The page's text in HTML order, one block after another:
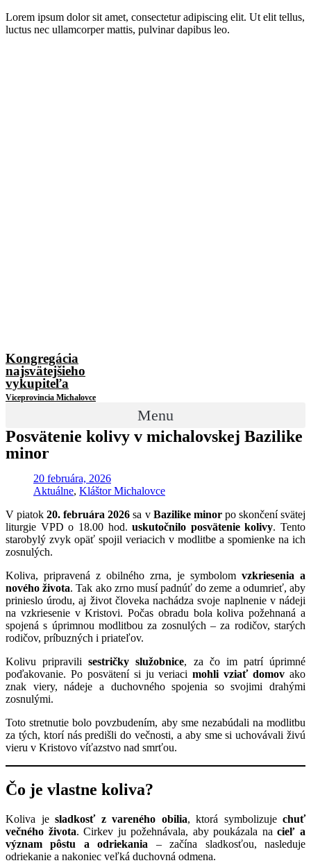
Lorem ipsum dolor sit amet, consectetur adipiscing elit. Ut elit tellus,
luctus nec ullamcorper mattis, pulvinar dapibus leo.
Kongregácia
najsvätejšieho
vykupiteľa
Viceprovincia Michalovce
Menu
Posvätenie kolivy v michalovskej Bazilike
minor
20 februára, 2026
Aktuálne, Kláštor Michalovce
V piatok20. februára 2026 sa v Bazilike minorpo skončení svätej
liturgie VPD o 18.00 hod.uskutočnilo posvätenie kolivy. Tento
starobylý zvyk opäť spojil veriacich v modlitbe a spomienke na ich
zosnulých.
Koliva, pripravená z obilného zrna, je symbolom vzkriesenia a
nového života. Tak ako zrno musí padnúť do zeme a odumrieť, aby
prinieslo úrodu, aj život človeka nachádza svoje naplnenie v nádeji
na vzkriesenie v Kristovi. Počas obradu bola koliva požehnaná a
spojená s úprimnou modlitbou za zosnulých – za rodičov, starých
rodičov, príbuzných i priateľov.
Kolivu pripravilisestričky služobnice, za čo im patrí úprimné
poďakovanie. Po posvätení si ju veriacimohli vziať domov ako
znak viery, nádeje a duchovného spojenia so svojimi drahými
zosnulými.
Toto stretnutie bolo povzbudením, aby sme nezabúdali na modlitbu
za tých, ktorí nás predišli do večnosti, a aby sme si uchovávali živú
vieru v Kristovo víťazstvo nad smrťou.
Čo je vlastne koliva?
Koliva je sladkosť z vareného obilia, ktorá symbolizuje chuť
večného života. Cirkev ju požehnávala, aby poukázala nacieľ a
význam pôstu a odriekania – začína sladkosťou, nasleduje
odriekanie a nakoniec veľká duchovná odmena.